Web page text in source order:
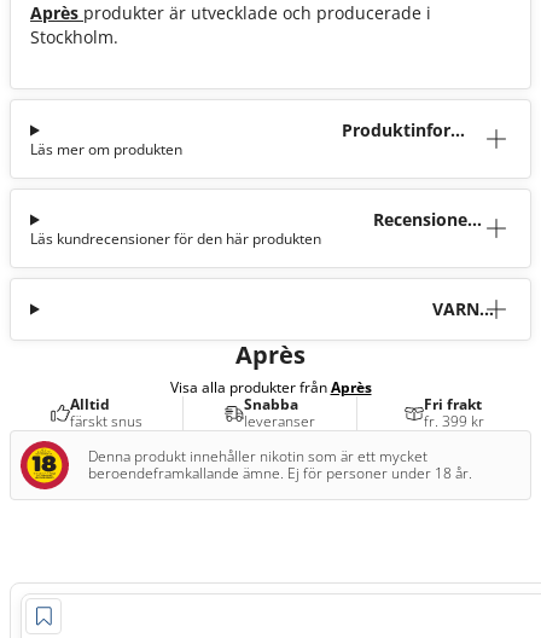
Après produkter är utvecklade och producerade i
Stockholm.
Produktinforma
Läs mer om produkten
Recensioner
Läs kundrecensioner för den här produkten
VARNI
Après
Visa alla produkter frånAprès
Alltid
färskt snus
Snabba
leveranser
Fri frakt
fr. 399 kr
Denna produkt innehåller nikotin som är ett mycket
beroendeframkallande ämne. Ej för personer under 18 år.